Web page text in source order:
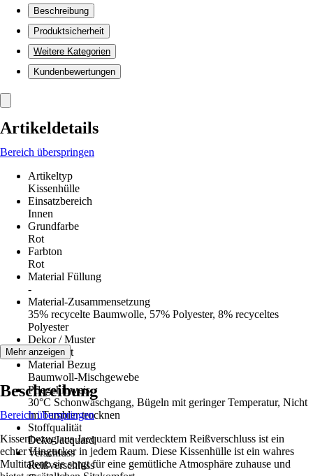
Beschreibung
Produktsicherheit
Weitere Kategorien
Kundenbewertungen
Artikeldetails
Bereich überspringen
Artikeltyp
Kissenhülle
Einsatzbereich
Innen
Grundfarbe
Rot
Farbton
Rot
Material Füllung
-
Material-Zusammensetzung
35% recycelte Baumwolle, 57% Polyester, 8% recyceltes
Polyester
Dekor / Muster
Gemustert
Material Bezug
Baumwoll-Mischgewebe
Pflegehinweis
30°C Schonwaschgang, Bügeln mit geringer Temperatur, Nicht
im Tumbler trocknen
Stoffqualität
Deko Jacquard
Verschluss
Reißverschluss
Mehr anzeigen
Beschreibung
Bereich überspringen
Kissenbezug aus Jacquard mit verdecktem Reißverschluss ist ein
echter Hingucker in jedem Raum. Diese Kissenhülle ist ein wahres
Multitalent: sie sorgt für eine gemütliche Atmosphäre zuhause und